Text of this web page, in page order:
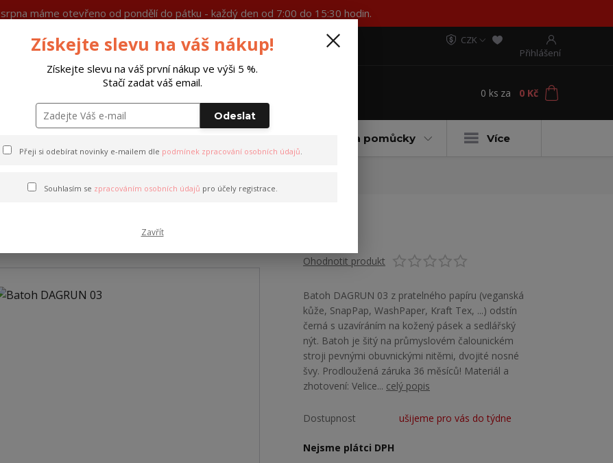
máme otevřeno od pondělí do pátku - každý den od 7:00 do 15:30 hodin.
Ochrana soukromí Více
CZK
Přihlášení
0 ks za 0 Kč
Materiály a pomůcky Více
Ohodnotit produkt
Batoh DAGRUN 03 z pratelného papíru (veganská
kůže, SnapPap, WashPaper, Kraft Tex, ...) odstín
černá s uzavíráním na kožený pásek a sedlářský
nýt. Batoh je šitý na průmyslovém čalounickém
stroji pevnými obuvnickými nitěmi, dvojité nosné
švy. Prodloužená záruka 36 měsíců! Materiál a
zhotovení: Velice... celý popis
Dostupnost ušijeme pro vás do týdne
Nejsme plátci DPH
Získejte slevu na váš nákup!
Získejte slevu na váš první nákup ve výši 5 %.
Stačí zadat váš email.
Odeslat
Přeji si odebírat novinky e-mailem dle podmínek zpracování osobních údajů.
Souhlasím se zpracováním osobních údajů pro účely registrace.
Zavřít